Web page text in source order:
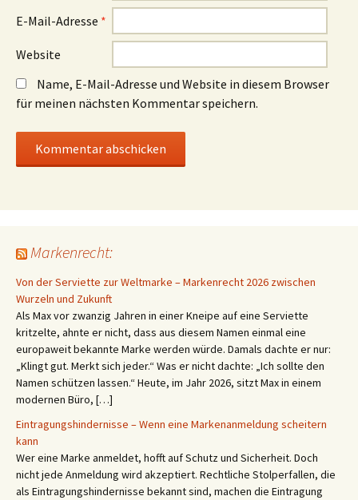
E-Mail-Adresse *
Website
Name, E-Mail-Adresse und Website in diesem Browser
für meinen nächsten Kommentar speichern.
Markenrecht:
Von der Serviette zur Weltmarke – Markenrecht 2026 zwischen
Wurzeln und Zukunft
Als Max vor zwanzig Jahren in einer Kneipe auf eine Serviette
kritzelte, ahnte er nicht, dass aus diesem Namen einmal eine
europaweit bekannte Marke werden würde. Damals dachte er nur:
„Klingt gut. Merkt sich jeder.“ Was er nicht dachte: „Ich sollte den
Namen schützen lassen.“ Heute, im Jahr 2026, sitzt Max in einem
modernen Büro, […]
Eintragungshindernisse – Wenn eine Markenanmeldung scheitern
kann
Wer eine Marke anmeldet, hofft auf Schutz und Sicherheit. Doch
nicht jede Anmeldung wird akzeptiert. Rechtliche Stolperfallen, die
als Eintragungshindernisse bekannt sind, machen die Eintragung